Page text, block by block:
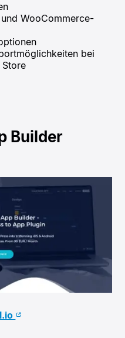
WooCommerce-
bei
Store
Builder